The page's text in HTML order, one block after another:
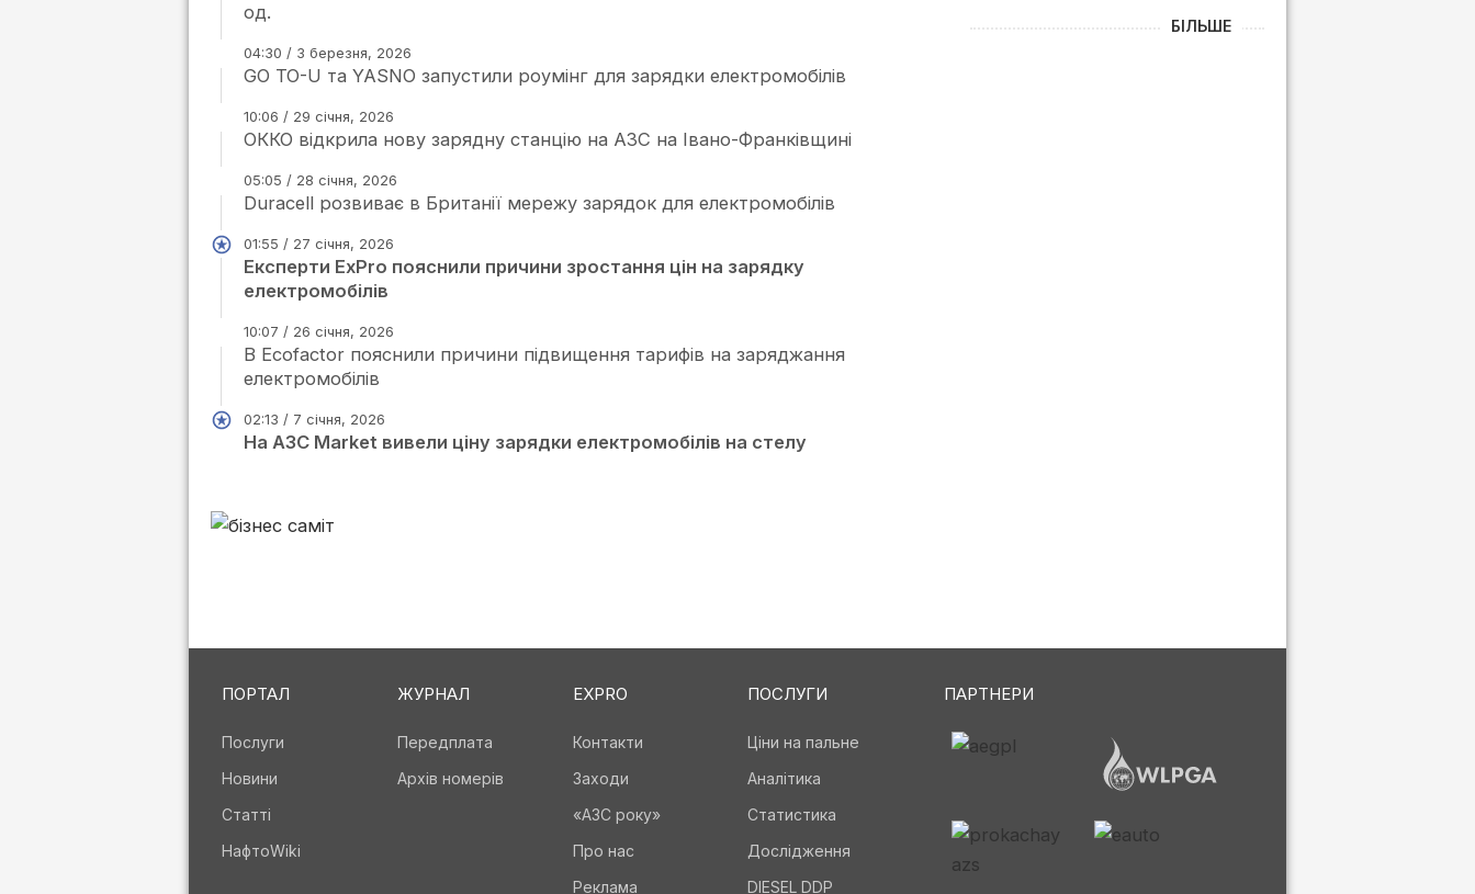
од.
04:30 / 3 березня, 2026
GO TO-U та YASNO запустили роумінг для зарядки електромобілів
10:06 / 29 січня, 2026
ОККО відкрила нову зарядну станцію на АЗС на Івано-Франківщині
05:05 / 28 січня, 2026
Duracell розвиває в Британії мережу зарядок для електромобілів
01:55 / 27 січня, 2026
Експерти ExPro пояснили причини зростання цін на зарядку
електромобілів
10:07 / 26 січня, 2026
В Ecofactor пояснили причини підвищення тарифів на заряджання
електромобілів
02:13 / 7 січня, 2026
На АЗС Market вивели ціну зарядки електромобілів на стелу
БІЛЬШЕ
ПОРТАЛ
Послуги
Новини
Статті
НафтоWiki
ЖУРНАЛ
Передплата
Архів номерів
EXPRO
Контакти
Заходи
«АЗС року»
Про нас
Реклама
ПОСЛУГИ
Ціни на пальне
Аналітика
Статистика
Дослідження
DIESEL DDP
ПАРТНЕРИ